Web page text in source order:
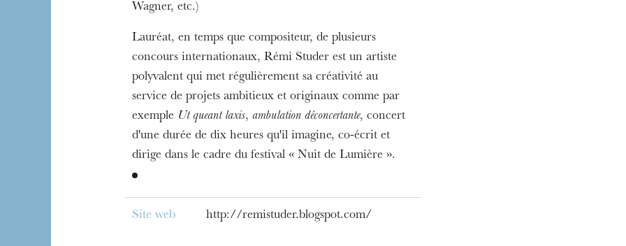
Wagner, etc.)
Lauréat, en temps que compositeur, de plusieurs
concours internationaux, Rémi Studer est un artiste
polyvalent qui met régulièrement sa créativité au
service de projets ambitieux et originaux comme par
exemple Ut queant laxis, ambulation déconcertante, concert
d'une durée de dix heures qu'il imagine, co-écrit et
dirige dans le cadre du festival « Nuit de Lumière ».
Site web http://remistuder.blogspot.com/